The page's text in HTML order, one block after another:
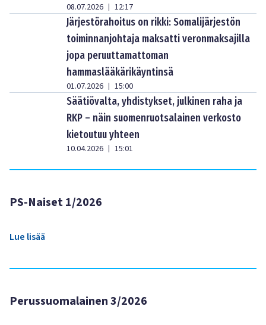
08.07.2026 | 12:17
Järjestörahoitus on rikki: Somalijärjestön
toiminnanjohtaja maksatti veronmaksajilla
jopa peruuttamattoman
hammaslääkärikäyntinsä
01.07.2026 | 15:00
Säätiövalta, yhdistykset, julkinen raha ja
RKP – näin suomenruotsalainen verkosto
kietoutuu yhteen
10.04.2026 | 15:01
PS-Naiset 1/2026
Lue lisää
Perussuomalainen 3/2026